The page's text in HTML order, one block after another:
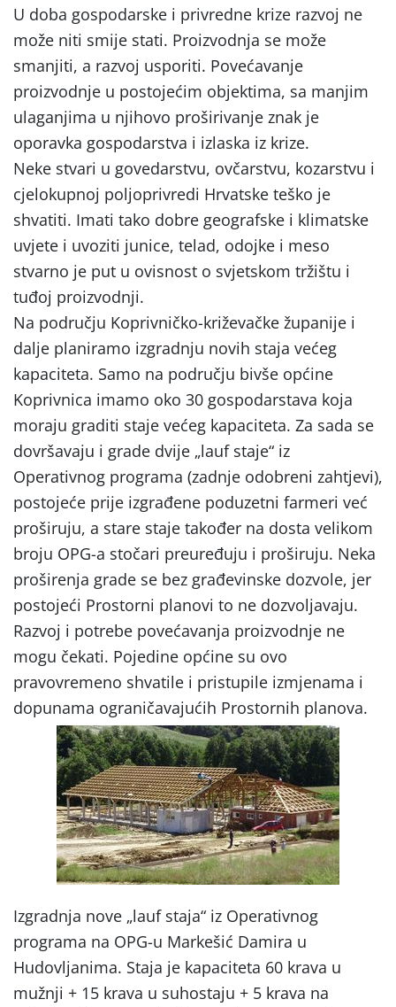
U doba gospodarske i privredne krize razvoj ne
može niti smije stati. Proizvodnja se može
smanjiti, a razvoj usporiti. Povećavanje
proizvodnje u postojećim objektima, sa manjim
ulaganjima u njihovo proširivanje znak je
oporavka gospodarstva i izlaska iz krize.
Neke stvari u govedarstvu, ovčarstvu, kozarstvu i
cjelokupnoj poljoprivredi Hrvatske teško je
shvatiti. Imati tako dobre geografske i klimatske
uvjete i uvoziti junice, telad, odojke i meso
stvarno je put u ovisnost o svjetskom tržištu i
tuđoj proizvodnji.
Na području Koprivničko-križevačke županije i
dalje planiramo izgradnju novih staja većeg
kapaciteta. Samo na području bivše općine
Koprivnica imamo oko 30 gospodarstava koja
moraju graditi staje većeg kapaciteta. Za sada se
dovršavaju i grade dvije „lauf staje“ iz
Operativnog programa (zadnje odobreni zahtjevi),
postojeće prije izgrađene poduzetni farmeri već
proširuju, a stare staje također na dosta velikom
broju OPG-a stočari preuređuju i proširuju. Neka
proširenja grade se bez građevinske dozvole, jer
postojeći Prostorni planovi to ne dozvoljavaju.
Razvoj i potrebe povećavanja proizvodnje ne
mogu čekati. Pojedine općine su ovo
pravovremeno shvatile i pristupile izmjenama i
dopunama ograničavajućih Prostornih planova.
Izgradnja nove „lauf staja“ iz Operativnog
programa na OPG-u Markešić Damira u
Hudovljanima. Staja je kapaciteta 60 krava u
mužnji + 15 krava u suhostaju + 5 krava na